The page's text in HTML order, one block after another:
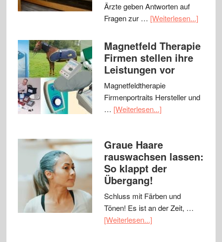
Ärzte geben Antworten auf
Fragen zur … [Weiterlesen...]
Magnetfeld Therapie
Firmen stellen ihre
Leistungen vor
Magnetfeldtherapie
Firmenportraits Hersteller und
… [Weiterlesen...]
Graue Haare
rauswachsen lassen:
So klappt der
Übergang!
Schluss mit Färben und
Tönen! Es ist an der Zeit, …
[Weiterlesen...]